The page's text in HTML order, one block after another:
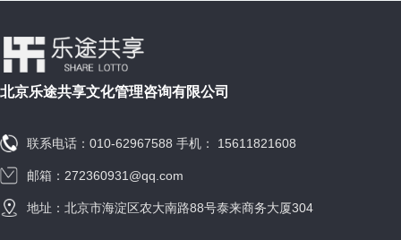
北京乐途共享文化管理咨询有限公司
联系电话：010-62967588 手机： 15611821608
邮箱：272360931@qq.com
地址：北京市海淀区农大南路88号泰来商务大厦304